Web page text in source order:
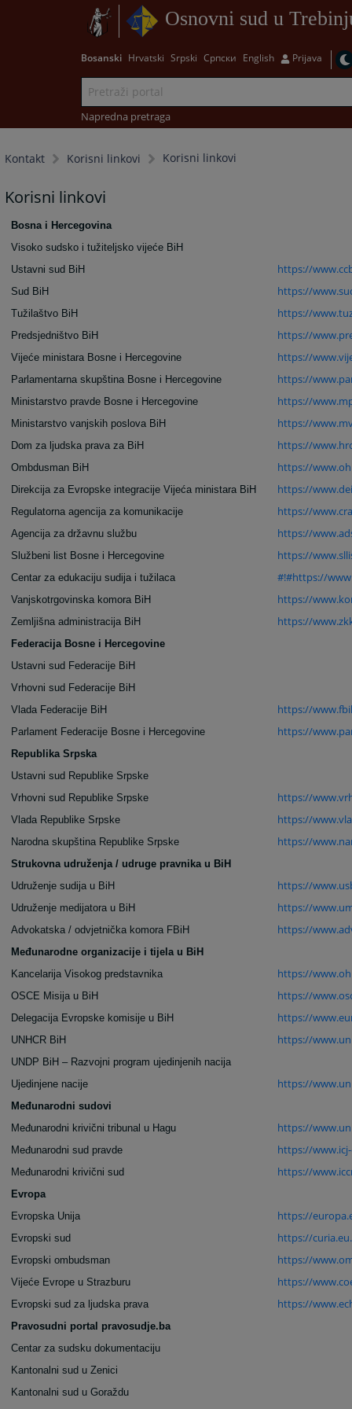
Osnovni sud u
Bosanski Hrvatski Srpski Српски English Prijava
Napredna pretraga
Kontakt Korisni linkovi Korisni linkovi
Korisni linkovi
Bosna i Hercegovina
Visoko sudsko i tužiteljsko vijeće BiH
Ustavni sud BiH
https://
Sud BiH https://
Tužilaštvo BiH https://
Predsjedništvo BiH https://
Vijeće ministara Bosne i Hercegovine https://
Parlamentarna skupština Bosne i Hercegovine https://
Ministarstvo pravde Bosne i Hercegovine https://
Ministarstvo vanjskih poslova BiH https://
Dom za ljudska prava za BiH https://
Ombdusman BiH https://
Direkcija za Evropske integracije Vijeća ministara BiH https://
Regulatorna agencija za komunikacije https://
Agencija za državnu službu https://
Službeni list Bosne i Hercegovine https://
Centar za edukaciju sudija i tužilaca #!#https://
Vanjskotrgovinska komora BiH https://
Zemljišna administracija BiH https://
Federacija Bosne i Hercegovine
Ustavni sud Federacije BiH
Vrhovni sud Federacije BiH
Vlada Federacije BiH
https://
Parlament Federacije Bosne i Hercegovine https://
Republika Srpska
Ustavni sud Republike Srpske
Vrhovni sud Republike Srpske
https://
Vlada Republike Srpske https://
Narodna skupština Republike Srpske https://
Strukovna udruženja / udruge pravnika u BiH
Udruženje sudija u BiH
https://
Udruženje medijatora u BiH https://
Advokatska / odvjetnička komora FBiH https://
Međunarodne organizacije i tijela u BiH
Kancelarija Visokog predstavnika
https://
OSCE Misija u BiH https://
Delegacija Evropske komisije u BiH https://
UNHCR BiH https://
UNDP BiH – Razvojni program ujedinjenih nacija
Ujedinjene nacije
https://
Međunarodni sudovi
Međunarodni krivični tribunal u Hagu
https://
Međunarodni sud pravde https://
Međunarodni krivični sud https://
Evropa
Evropska Unija
https://
Evropski sud https://
Evropski ombudsman https://
Vijeće Evrope u Strazburu https://
Evropski sud za ljudska prava https://
Pravosudni portal pravosudje.ba
Centar za sudsku dokumentaciju
Kantonalni sud u Zenici
Kantonalni sud u Goraždu